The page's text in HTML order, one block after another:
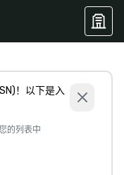
！以下是入
的列表中